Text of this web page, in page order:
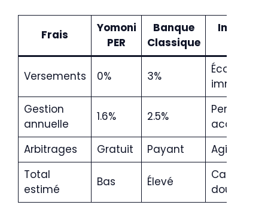
Frais
Yomoni
PER
Banque
Classique
Impact
Versements 0% 3%
Économie
Gestion
annuelle
1.6% 2.5%
accrue
Arbitrages
Gratuit Payant
Agilité
Total
estimé
Bas Élevé
Capital
doublé